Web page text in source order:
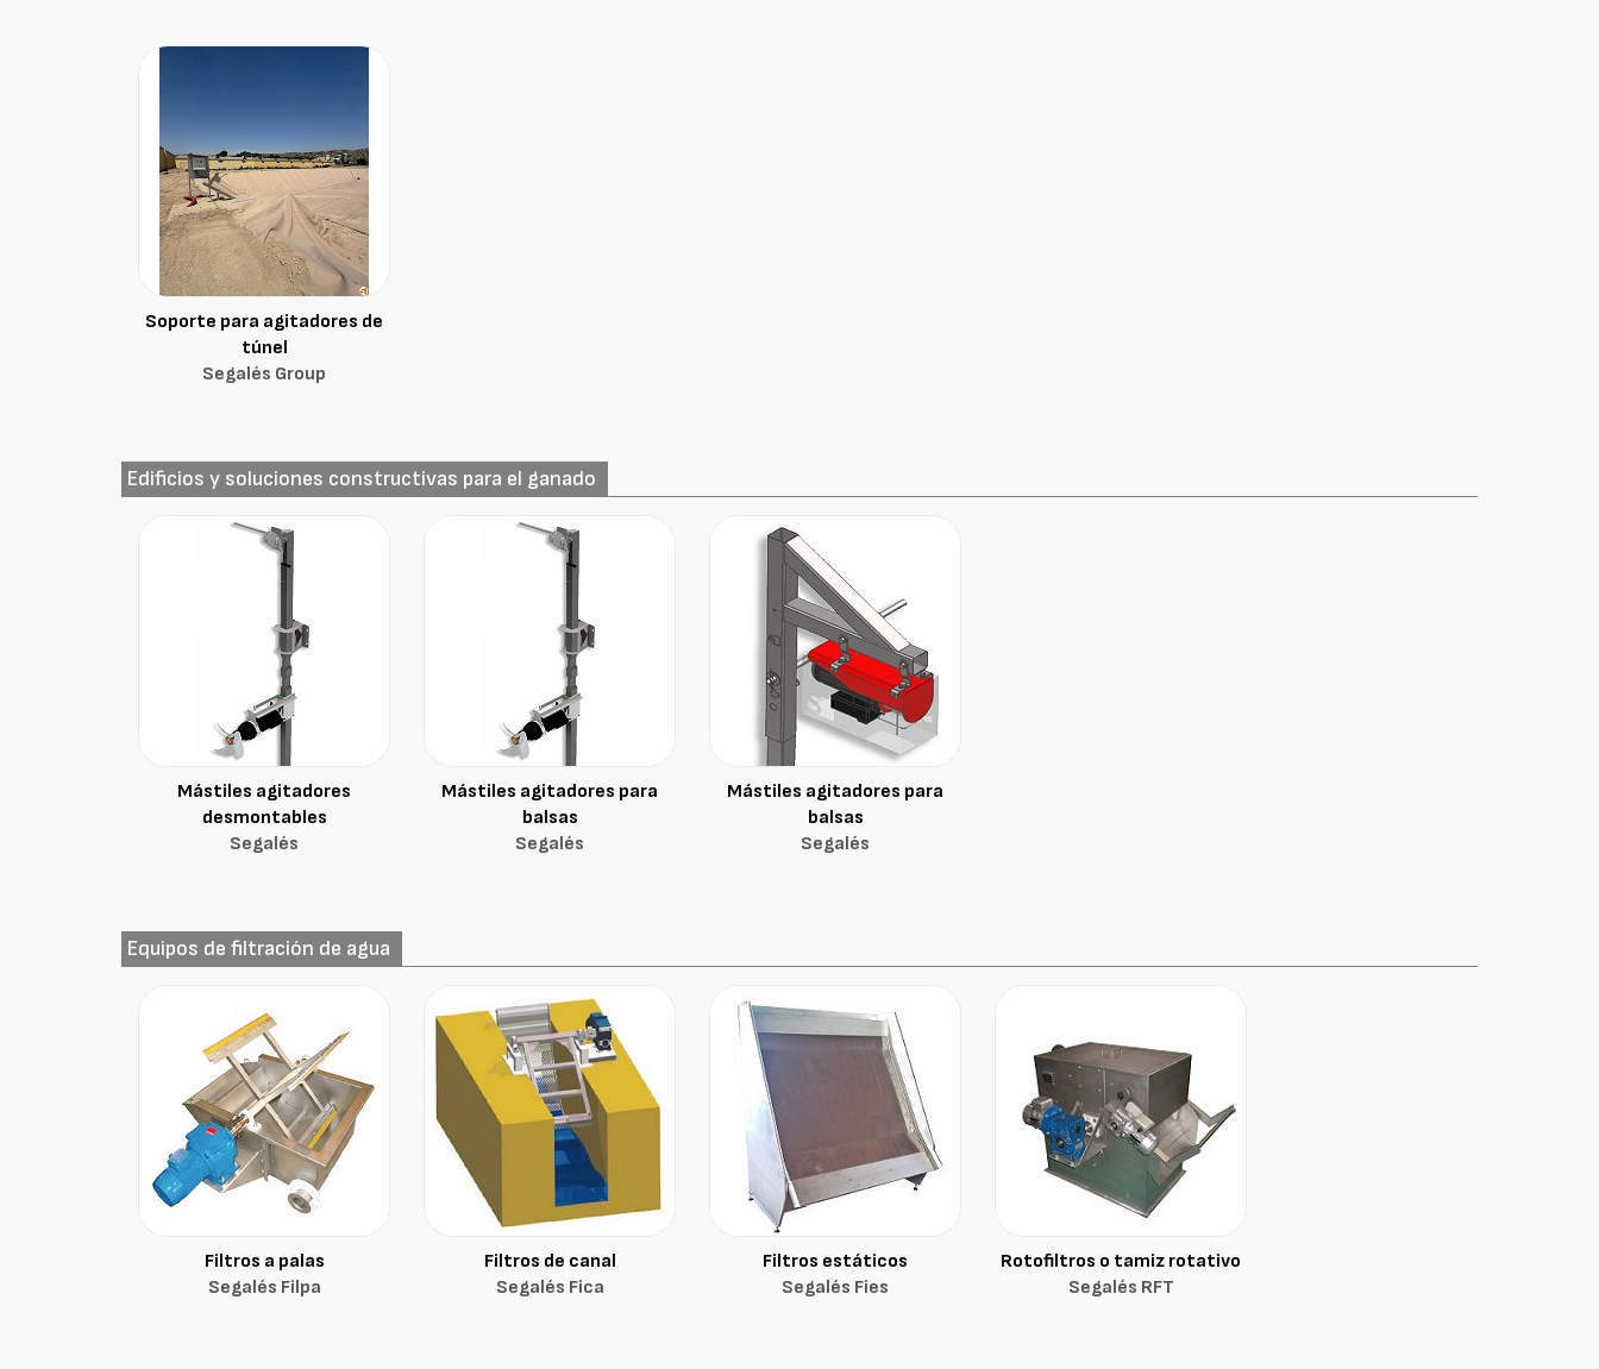
Soporte para agitadores de
túnel
Segalés Group
Edificios y soluciones constructivas para el ganado
Mástiles agitadores
desmontables
Segalés
Mástiles agitadores para
balsas
Segalés
Mástiles agitadores para
balsas
Segalés
Equipos de filtración de agua
Filtros a palas
Segalés Filpa
Filtros de canal
Segalés Fica
Filtros estáticos
Segalés Fies
Rotofiltros o tamiz rotativo
Segalés RFT